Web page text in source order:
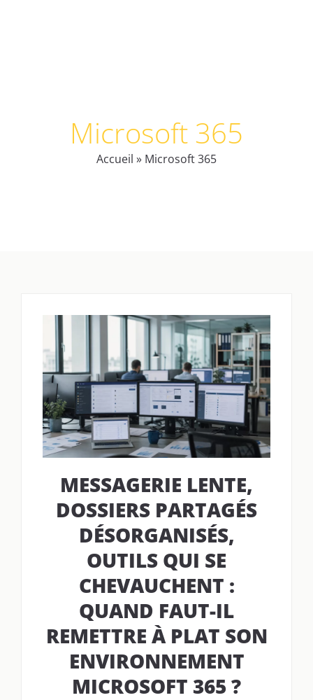
Microsoft 365
Accueil » Microsoft 365
MESSAGERIE LENTE,
DOSSIERS PARTAGÉS
DÉSORGANISÉS,
OUTILS QUI SE
CHEVAUCHENT :
QUAND FAUT-IL
REMETTRE À PLAT SON
ENVIRONNEMENT
MICROSOFT 365 ?